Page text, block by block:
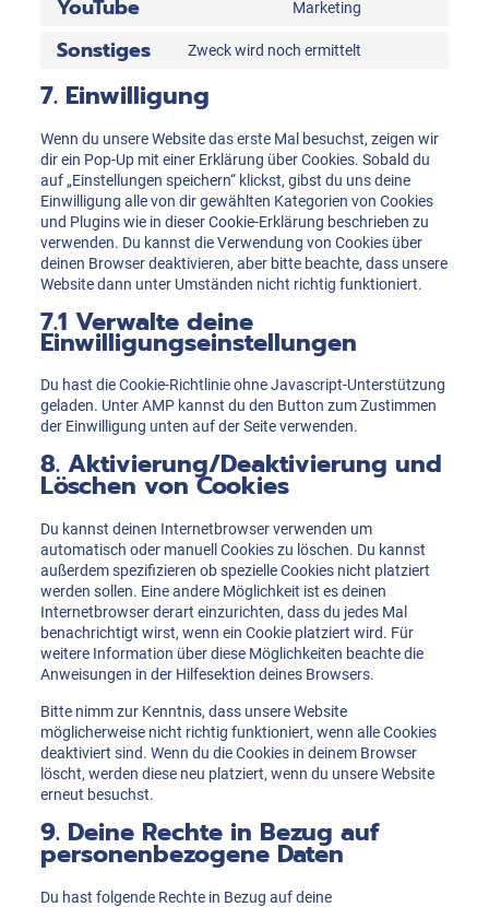
YouTube Marketing
Sonstiges Zweck wird noch ermittelt
7. Einwilligung
Wenn du unsere Website das erste Mal besuchst, zeigen wir
dir ein Pop-Up mit einer Erklärung über Cookies. Sobald du
auf „Einstellungen speichern“ klickst, gibst du uns deine
Einwilligung alle von dir gewählten Kategorien von Cookies
und Plugins wie in dieser Cookie-Erklärung beschrieben zu
verwenden. Du kannst die Verwendung von Cookies über
deinen Browser deaktivieren, aber bitte beachte, dass unsere
Website dann unter Umständen nicht richtig funktioniert.
7.1 Verwalte deine
Einwilligungseinstellungen
Du hast die Cookie-Richtlinie ohne Javascript-Unterstützung
geladen. Unter AMP kannst du den Button zum Zustimmen
der Einwilligung unten auf der Seite verwenden.
8. Aktivierung/Deaktivierung und
Löschen von Cookies
Du kannst deinen Internetbrowser verwenden um
automatisch oder manuell Cookies zu löschen. Du kannst
außerdem spezifizieren ob spezielle Cookies nicht platziert
werden sollen. Eine andere Möglichkeit ist es deinen
Internetbrowser derart einzurichten, dass du jedes Mal
benachrichtigt wirst, wenn ein Cookie platziert wird. Für
weitere Information über diese Möglichkeiten beachte die
Anweisungen in der Hilfesektion deines Browsers.
Bitte nimm zur Kenntnis, dass unsere Website
möglicherweise nicht richtig funktioniert, wenn alle Cookies
deaktiviert sind. Wenn du die Cookies in deinem Browser
löscht, werden diese neu platziert, wenn du unsere Website
erneut besuchst.
9. Deine Rechte in Bezug auf
personenbezogene Daten
Du hast folgende Rechte in Bezug auf deine